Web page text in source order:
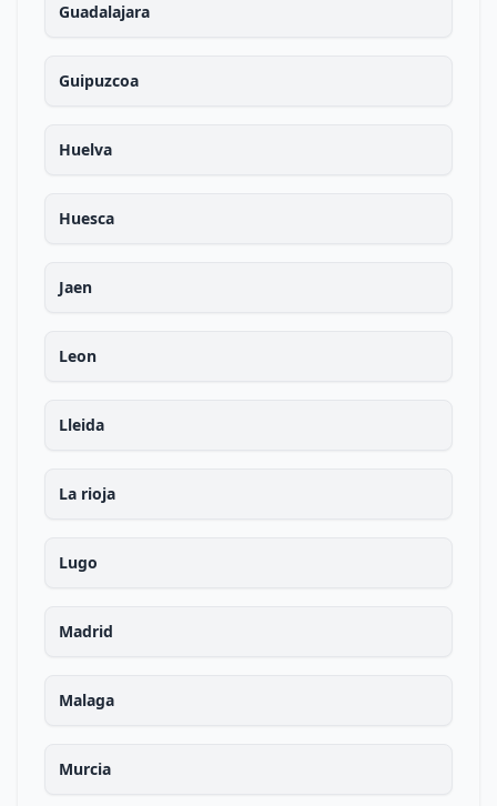
Guadalajara
Guipuzcoa
Huelva
Huesca
Jaen
Leon
Lleida
La rioja
Lugo
Madrid
Malaga
Murcia